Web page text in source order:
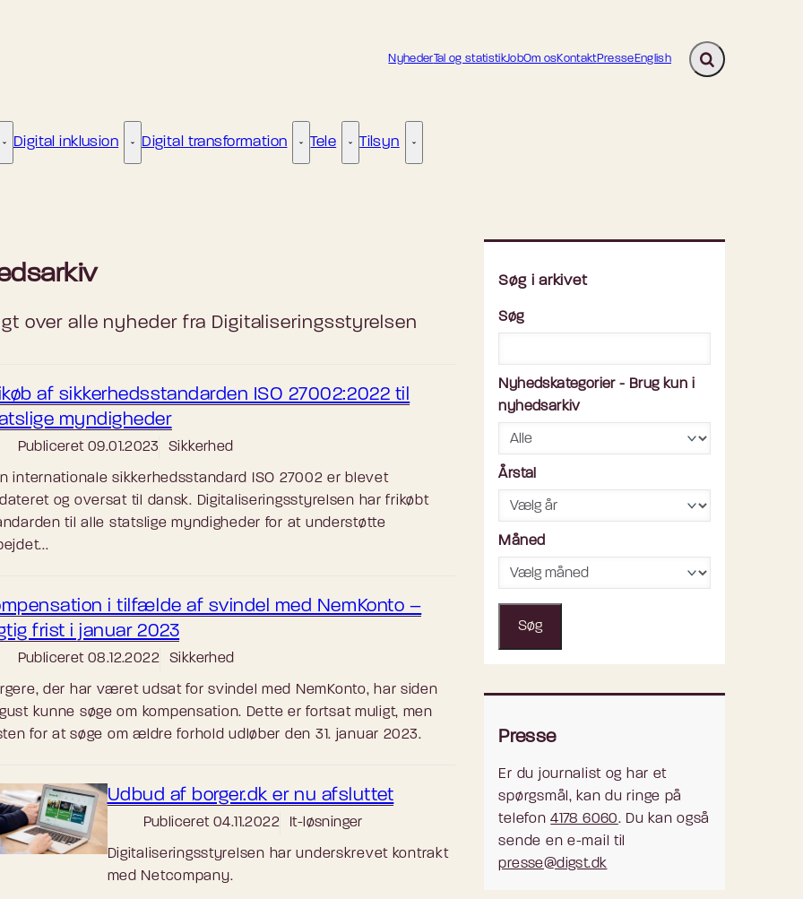
NyhederTal og statistikJobOm osKontaktPresseEnglish Fold søgefelt ud
Kunstig intelligens - Flere links
Digital inklusion Digital inklusion - Flere links
Digital transformation Digital transformation - Flere links
Tele Tele - Flere links
Tilsyn Tilsyn - Flere links
over alle nyheder fra Digitaliseringsstyrelsen
af sikkerhedsstandarden ISO 27002:2022 til
myndigheder
Publiceret 09.01.2023 Sikkerhed
internationale sikkerhedsstandard ISO 27002 er blevet
og oversat til dansk. Digitaliseringsstyrelsen har frikøbt
til alle statslige myndigheder for at understøtte
i tilfælde af svindel med NemKonto –
frist i januar 2023
Publiceret 08.12.2022 Sikkerhed
der har været udsat for svindel med NemKonto, har siden
kunne søge om kompensation. Dette er fortsat muligt, men
for at søge om ældre forhold udløber den 31. januar 2023.
Udbud af borger.dk er nu afsluttet
Publiceret 04.11.2022 It-løsninger
Digitaliseringsstyrelsen har underskrevet kontrakt
med Netcompany.
Søg i arkivet
Søg
Nyhedskategorier - Brug kun i
nyhedsarkiv
Årstal
Måned
Søg
Presse
Er du journalist og har et
spørgsmål, kan du ringe på
telefon4178 6060. Du kan også
sende en e-mail til
presse@digst.dk